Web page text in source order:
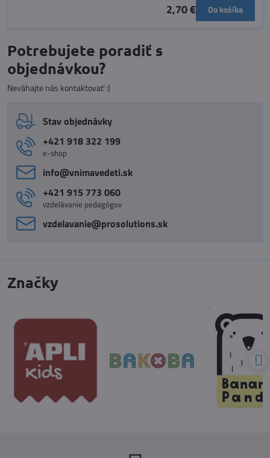
2,70 € Do košíka
Potrebujete poradiť s
objednávkou?
Neváhajte nás kontaktovať :)
Stav objednávky
+421 918 322 199
e-shop
info​@vnimavedeti​.sk
+421 915 773 060
vzdelávanie pedagógov
vzdelavanie​@prosolutions​.sk
Značky